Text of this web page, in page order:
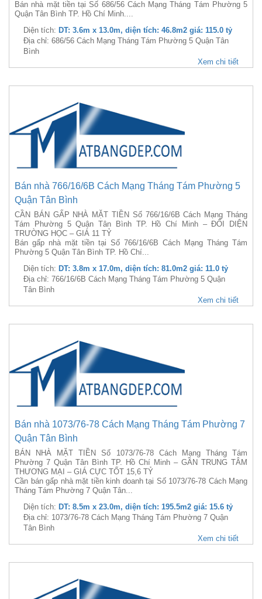
Bán nhà mặt tiền tại Số 686/56 Cách Mạng Tháng Tám Phường 5
Quận Tân Bình TP. Hồ Chí Minh....
Diện tích: DT: 3.6m x 13.0m, diện tích: 46.8m2 giá: 115.0 tỷ
Địa chỉ: 686/56 Cách Mạng Tháng Tám Phường 5 Quận Tân
Bình
Xem chi tiết
Bán nhà 766/16/6B Cách Mạng Tháng Tám Phường 5
Quận Tân Bình
CẦN BÁN GẤP NHÀ MẶT TIỀN Số 766/16/6B Cách Mạng Tháng
Tám Phường 5 Quận Tân Bình TP. Hồ Chí Minh – ĐỐI DIỆN
TRƯỜNG HỌC – GIÁ 11 TỶ
Bán gấp nhà mặt tiền tại Số 766/16/6B Cách Mạng Tháng Tám
Phường 5 Quận Tân Bình TP. Hồ Chí...
Diện tích: DT: 3.8m x 17.0m, diện tích: 81.0m2 giá: 11.0 tỷ
Địa chỉ: 766/16/6B Cách Mạng Tháng Tám Phường 5 Quận
Tân Bình
Xem chi tiết
Bán nhà 1073/76-78 Cách Mạng Tháng Tám Phường 7
Quận Tân Bình
BÁN NHÀ MẶT TIỀN Số 1073/76-78 Cách Mạng Tháng Tám
Phường 7 Quận Tân Bình TP. Hồ Chí Minh – GẦN TRUNG TÂM
THƯƠNG MẠI – GIÁ CỰC TỐT 15,6 TỶ
Cần bán gấp nhà mặt tiền kinh doanh tại Số 1073/76-78 Cách Mạng
Tháng Tám Phường 7 Quận Tân...
Diện tích: DT: 8.5m x 23.0m, diện tích: 195.5m2 giá: 15.6 tỷ
Địa chỉ: 1073/76-78 Cách Mạng Tháng Tám Phường 7 Quận
Tân Bình
Xem chi tiết